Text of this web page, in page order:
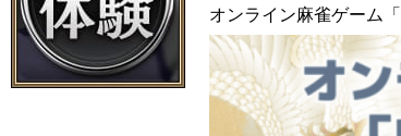
オンライン麻雀ゲーム